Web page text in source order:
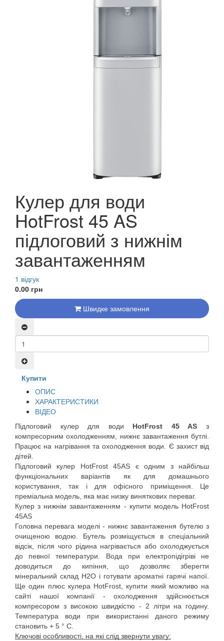
Кулер для води
HotFrost 45 AS
підлоговий з нижнім
завантаженням
1 відгук
0.00 грн
Швидке замовлення
Купити
ОПИС
ХАРАКТЕРИСТИКИ
ВІДЕО
Підлоговий кулер для води HotFrost 45 AS з
компресорним охолодженням, нижнє завантаження бутлі.
Працює на нагрівання та охолодження води. Є захист від
дітей.
Підлоговий кулер HotFrost 45AS є одним з найбільш
функціональних варіантів як для домашнього
користування, так і для офісного приміщення. Це
преміальна модель, яка має низку виняткових переваг.
Кулер з нижнім завантаженням - купити модель HotFrost
45AS
Головна перевага моделі - нижнє завантаження бутелю з
очищеною водою. Бутель розміщується в спеціальний
відсік, після чого рідина нагрівається або охолоджується
до певної температури. Вода при електропідігріві не
доводиться до кипіння, що дозволяє зберегти
мінеральний склад Н2О і готувати ароматні гарячі напої.
Ще один плюс кулера HotFrost, купити який можливо на
сайті нашої компанії - охолодження здійснюється
компресором з високою швидкістю - 2 літри на годину.
Температура води при використанні даного режиму
становить + 5 ° C.
Ключові особливості, на які слід звернути увагу: